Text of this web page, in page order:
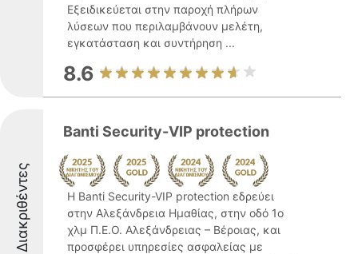
Εξειδικεύεται στην παροχή πλήρων
λύσεων που περιλαμβάνουν μελέτη,
εγκατάσταση και συντήρηση ...
8.6
Διακριθέντες
Banti Security-VIP protection
Η Banti Security-VIP protection εδρεύει
στην Αλεξάνδρεια Ημαθίας, στην οδό 1ο
χλμ Π.Ε.Ο. Αλεξάνδρειας – Βέροιας, και
προσφέρει υπηρεσίες ασφαλείας με